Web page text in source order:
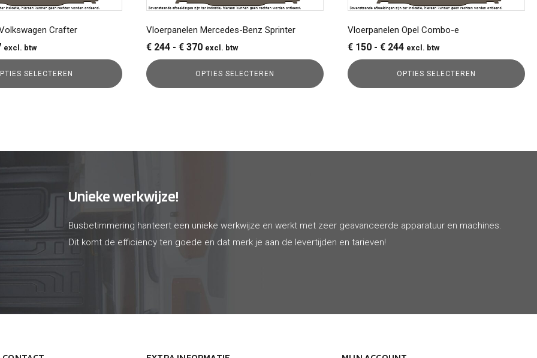
Crafter
Prijsklasse:
€ 244
tot
€ 427
excl. btw
SELECTEREN
Vloerpanelen Mercedes-Benz Sprinter
€ 244 - € 370Prijsklasse:
€ 244
tot
€ 370
excl. btw
OPTIES SELECTEREN
productpagina
Vloerpanelen Opel Combo-e
€ 150 - € 244Prijsklasse:
€ 150
tot
€ 244
excl. btw
OPTIES SELECTEREN
productpagina
Unieke werkwijze!
Busbetimmering hanteert een unieke werkwijze en werkt met zeer geavanceerde apparatuur en machines.
Dit komt de efficiency ten goede en dat merk je aan de levertijden en tarieven!